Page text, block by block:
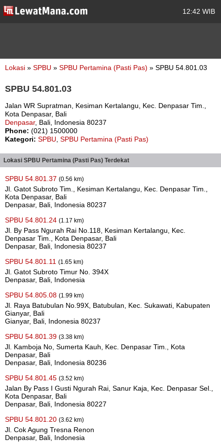
12:42 WIB
Lokasi » SPBU » SPBU Pertamina (Pasti Pas) » SPBU 54.801.03
SPBU 54.801.03
Jalan WR Supratman, Kesiman Kertalangu, Kec. Denpasar Tim.,
Kota Denpasar, Bali
Denpasar, Bali, Indonesia 80237
Phone: (021) 1500000
Kategori: SPBU SPBU Pertamina (Pasti Pas)
Lokasi SPBU Pertamina (Pasti Pas) Terdekat
SPBU 54.801.37 (0.56 km)
Jl. Gatot Subroto Tim., Kesiman Kertalangu, Kec. Denpasar Tim.,
Kota Denpasar, Bali
Denpasar, Bali, Indonesia 80237
SPBU 54.801.24 (1.17 km)
Jl. By Pass Ngurah Rai No.118, Kesiman Kertalangu, Kec.
Denpasar Tim., Kota Denpasar, Bali
Denpasar, Bali, Indonesia 80237
SPBU 54.801.11 (1.65 km)
Jl. Gatot Subroto Timur No. 394X
Denpasar, Bali, Indonesia
SPBU 54.805.08 (1.99 km)
Jl. Raya Batubulan No.99X, Batubulan, Kec. Sukawati, Kabupaten
Gianyar, Bali
Gianyar, Bali, Indonesia 80237
SPBU 54.801.39 (3.38 km)
Jl. Kamboja No, Sumerta Kauh, Kec. Denpasar Tim., Kota
Denpasar, Bali
Denpasar, Bali, Indonesia 80236
SPBU 54.801.45 (3.52 km)
Jalan By Pass I Gusti Ngurah Rai, Sanur Kaja, Kec. Denpasar Sel.,
Kota Denpasar, Bali
Denpasar, Bali, Indonesia 80227
SPBU 54.801.20 (3.62 km)
Jl. Cok Agung Tresna Renon
Denpasar, Bali, Indonesia